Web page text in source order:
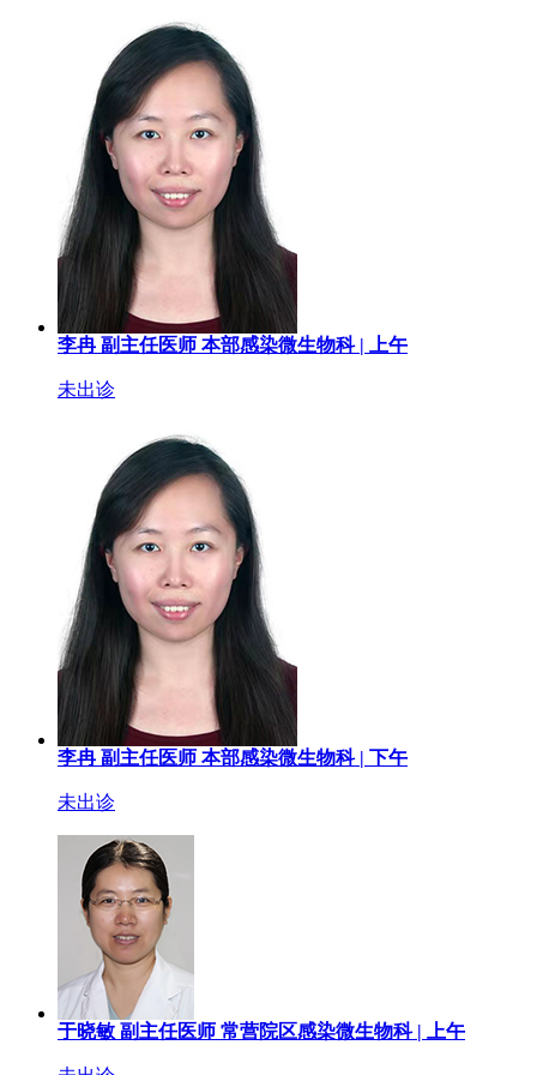
李冉 副主任医师 本部感染微生物科 | 上午
未出诊
李冉 副主任医师 本部感染微生物科 | 下午
未出诊
于晓敏 副主任医师 常营院区感染微生物科 | 上午